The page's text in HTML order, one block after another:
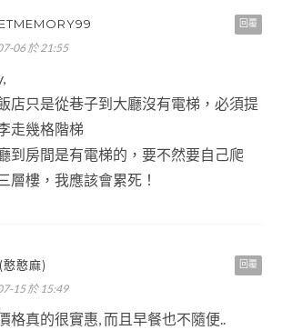
回覆
06 於 21:55
店只是從巷子到大廳沒有電梯，必須提
走幾格階梯
到房間是有電梯的，要不然要自己爬
層樓，我應該會累死！
回覆
憨麻)
15 於 15:49
格真的很實惠, 而且早餐也不隨便..